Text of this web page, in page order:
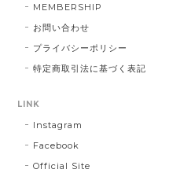
MEMBERSHIP
お問い合わせ
プライバシーポリシー
特定商取引法に基づく表記
LINK
Instagram
Facebook
Official Site